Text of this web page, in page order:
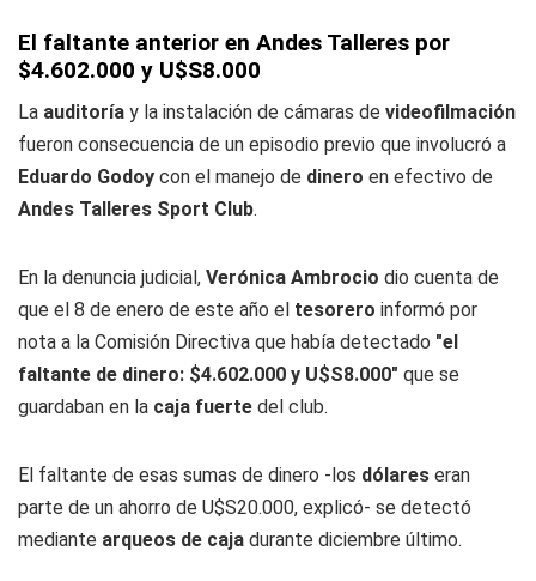
El faltante anterior en Andes Talleres por
$4.602.000 y U$S8.000
La auditoría y la instalación de cámaras de videofilmación
fueron consecuencia de un episodio previo que involucró a
Eduardo Godoy con el manejo de dinero en efectivo de
Andes Talleres Sport Club.
En la denuncia judicial, Verónica Ambrocio dio cuenta de
que el 8 de enero de este año el tesorero informó por
nota a la Comisión Directiva que había detectado "el
faltante de dinero: $4.602.000 y U$S8.000" que se
guardaban en la caja fuerte del club.
El faltante de esas sumas de dinero -los dólares eran
parte de un ahorro de U$S20.000, explicó- se detectó
mediante arqueos de caja durante diciembre último.